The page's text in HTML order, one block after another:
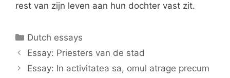
rest van zijn leven aan hun dochter vast zit.
Categories
Dutch essays
Essay: Priesters van de stad
Essay: In activitatea sa, omul atrage precum